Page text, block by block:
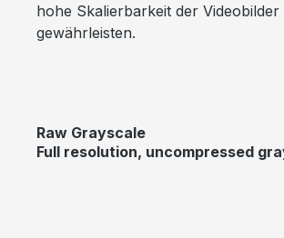
hohe Skalierbarkeit der Videobilder
gewährleisten.
Raw Grayscale
Full resolution, uncompressed